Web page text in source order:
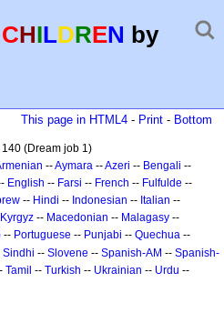
CHILDREN by
This page in HTML4 - Print - Bottom
140 (Dream job 1)
--Aymara --Azeri -- Bengali --
English -- Farsi -- French -- Fulfulde --
-- Hindi -- Indonesian -- Italian --
Kyrgyz -- Macedonian -- Malagasy --
-- Portuguese -- Punjabi -- Quechua --
Sindhi -- Slovene -- Spanish-AM -- Spanish-
Tamil -- Turkish -- Ukrainian -- Urdu --